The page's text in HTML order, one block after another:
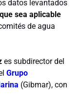
datos levantados
que sea aplicable
de agua
es subdirector del
Grupo
(Gibmar), con